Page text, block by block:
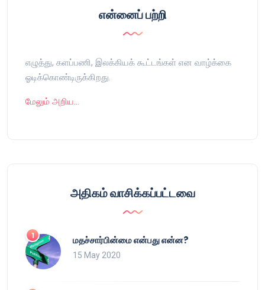
என்னைப் பற்றி
எழுத்து, களப்பணி, இலக்கியக் கூட்டங்கள் என வாழ்க்கை
ஓடிக்கொண்டிருக்கிறது.
மேலும் அறிய…
அதிகம் வாசிக்கப்பட்டவை
மதச்சார்பின்மை என்பது என்ன?
15 May 2020